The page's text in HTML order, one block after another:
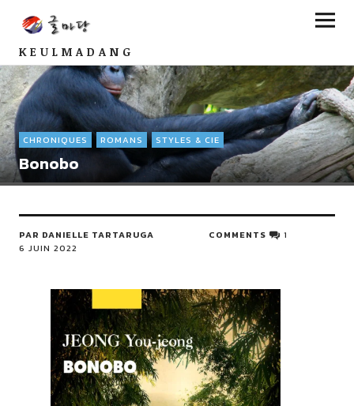
KEULMADANG
CHRONIQUES ROMANS STYLES & CIE
Bonobo
PAR DANIELLE TARTARUGA
6 JUIN 2022
COMMENTS 1